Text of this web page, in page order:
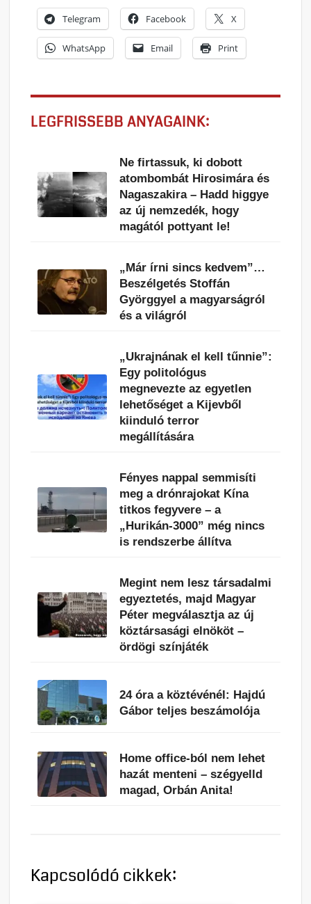
Telegram Facebook X
WhatsApp Email Print
LEGFRISSEBB ANYAGAINK:
Ne firtassuk, ki dobott
atombombát Hirosimára és
Nagaszakira – Hadd higgye
az új nemzedék, hogy
magától pottyant le!
„Már írni sincs kedvem”…
Beszélgetés Stoffán
Györggyel a magyarságról
és a világról
„Ukrajnának el kell tűnnie”:
Egy politológus
megnevezte az egyetlen
lehetőséget a Kijevből
kiinduló terror
megállítására
Fényes nappal semmisíti
meg a drónrajokat Kína
titkos fegyvere – a
„Hurikán-3000” még nincs
is rendszerbe állítva
Megint nem lesz társadalmi
egyeztetés, majd Magyar
Péter megválasztja az új
köztársasági elnököt –
ördögi színjáték
24 óra a köztévénél: Hajdú
Gábor teljes beszámolója
Home office-ból nem lehet
hazát menteni – szégyelld
magad, Orbán Anita!
Kapcsolódó cikkek: